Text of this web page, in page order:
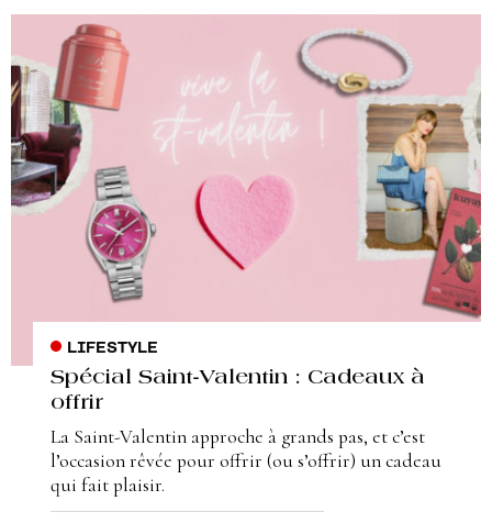
LIFESTYLE
Spécial Saint-Valentin : Cadeaux à
offrir
La Saint-Valentin approche à grands pas, et c’est
l’occasion rêvée pour offrir (ou s’offrir) un cadeau
qui fait plaisir.